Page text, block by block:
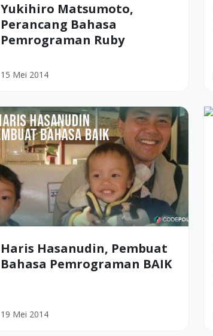
Yukihiro Matsumoto,
Perancang Bahasa
Pemrograman Ruby
15 Mei 2014
Haris Hasanudin, Pembuat
Bahasa Pemrograman BAIK
19 Mei 2014